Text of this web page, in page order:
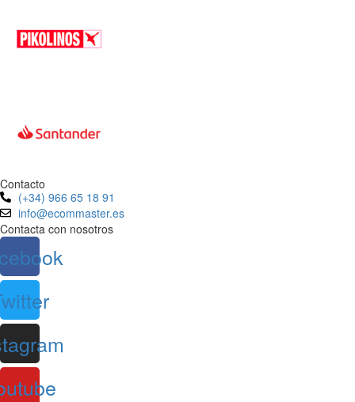
Contacto
(+34) 966 65 18 91
info@ecommaster.es
Contacta con nosotros